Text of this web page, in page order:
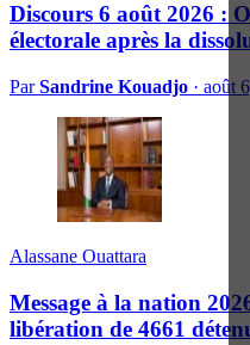
Discours 6 août 2026 :
électorale après la
ParSandrine Kouadjo · août
Alassane Ouattara
Message à la nation
libération de 4661